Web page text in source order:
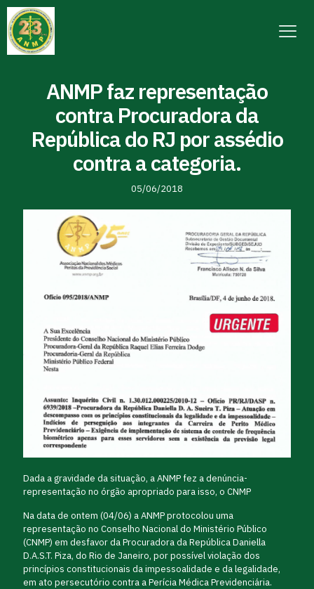
ANMP faz representação
contra Procuradora da
República do RJ por assédio
contra a categoria.
05/06/2018
Dada a gravidade da situação, a ANMP fez a denúncia-
representação no órgão apropriado para isso, o CNMP
Na data de ontem (04/06) a ANMP protocolou uma
representação no Conselho Nacional do Ministério Público
(CNMP) em desfavor da Procuradora da República Daniella
D.A.S.T. Piza, do Rio de Janeiro, por possível violação dos
princípios constitucionais da impessoalidade e da legalidade,
em ato persecutório contra a Perícia Médica Previdenciária.